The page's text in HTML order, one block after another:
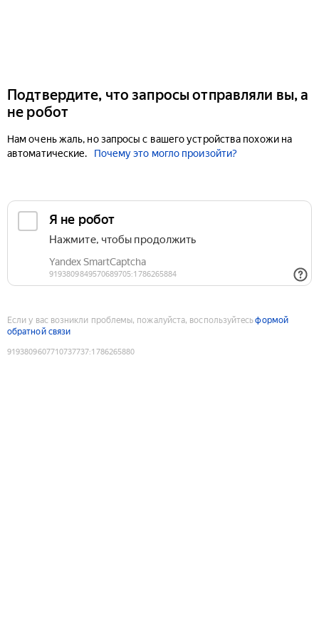
Подтвердите, что запросы отправляли вы, а
не робот
Нам очень жаль, но запросы с вашего устройства похожи на
автоматические.
Почему это могло произойти?
Если у вас возникли проблемы, пожалуйста, воспользуйтесьформой
обратной связи
9193809607710737737:1786265880